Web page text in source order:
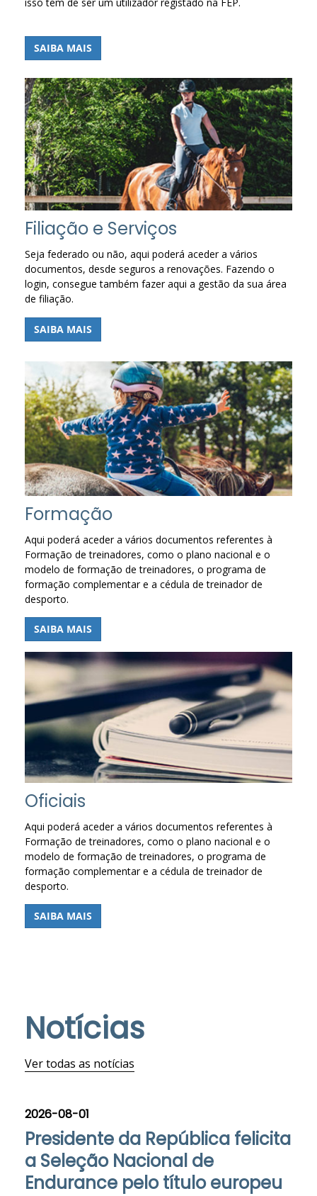
SAIBA MAIS
Filiação e Serviços
Seja federado ou não, aqui poderá aceder a vários
documentos, desde seguros a renovações. Fazendo o
login, consegue também fazer aqui a gestão da sua área
de filiação.
SAIBA MAIS
Formação
Aqui poderá aceder a vários documentos referentes à
Formação de treinadores, como o plano nacional e o
modelo de formação de treinadores, o programa de
formação complementar e a cédula de treinador de
desporto.
SAIBA MAIS
Oficiais
Aqui poderá aceder a vários documentos referentes à
Formação de treinadores, como o plano nacional e o
modelo de formação de treinadores, o programa de
formação complementar e a cédula de treinador de
desporto.
SAIBA MAIS
Notícias
Ver todas as notícias
2026-08-01
Presidente da República felicita
a Seleção Nacional de
Endurance pelo título europeu